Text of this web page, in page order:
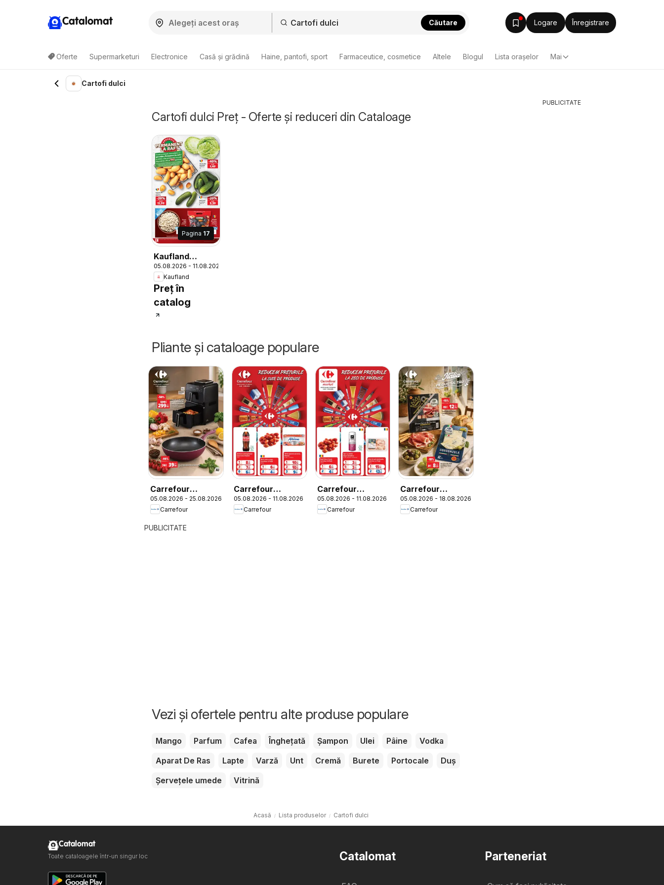
Catalomat Căutare Logare Înregistrare
Oferte Supermarketuri Electronice Casă și grădină Haine, pantofi, sport Farmaceutice, cosmetice Altele Blogul Lista oraşelor Mai
Cartofi dulci
Cartofi dulci Preț - Oferte și reduceri din Cataloage
Pagina 17
Kaufland
Catalog
05.08.2026 - 11.08.2026
Kaufland
Preț în
catalog
Pliante și cataloage populare
Carrefour
Catalog Nonfood
05.08.2026 - 25.08.2026
Carrefour
Carrefour
Catalog
05.08.2026 - 11.08.2026
Carrefour
Carrefour
Catalog Market
05.08.2026 - 11.08.2026
Carrefour
Carrefour
Catalog Special
Italian week
05.08.2026 - 18.08.2026
Carrefour
PUBLICITATE
Vezi și ofertele pentru alte produse populare
Mango Parfum Cafea Înghețată Șampon Ulei Pâine
Vodka
Aparat De Ras
Lapte Varză Unt Cremă Burete Portocale
Duș
Șervețele umede
Vitrină
Acasă Lista produselor Cartofi dulci
PUBLICITATE
Catalomat Parteneriat
Catalomat
Toate cataloagele într-un singur loc